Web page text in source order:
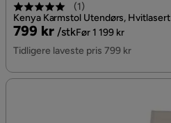
(1)
Kenya Karmstol Utendørs, Hvitlasert
Pris
799 kr /stk
Original
Pris
Før 1 199 kr
Tidligere laveste pris 799 kr